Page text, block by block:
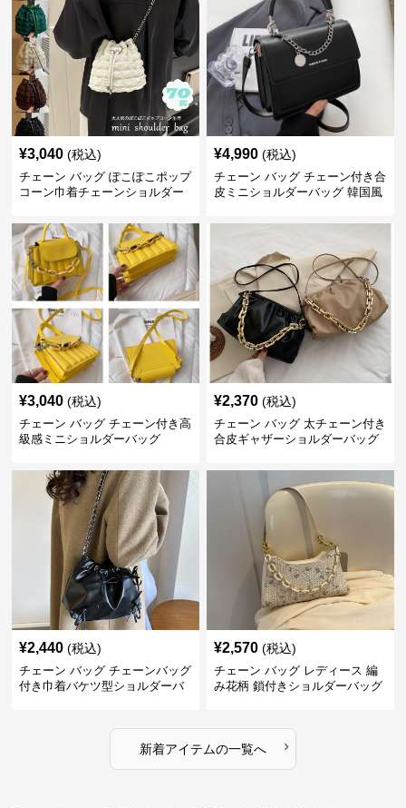
¥3,040 (税込)
チェーン バッグ ぽこぽこポップ
コーン巾着チェーンショルダー
¥4,990 (税込)
チェーン バッグ チェーン付き合
皮ミニショルダーバッグ 韓国風
¥3,040 (税込)
チェーン バッグ チェーン付き高
級感ミニショルダーバッグ
¥2,370 (税込)
チェーン バッグ 太チェーン付き
合皮ギャザーショルダーバッグ
¥2,440 (税込)
チェーン バッグ チェーンバッグ
付き巾着バケツ型ショルダーバ
¥2,570 (税込)
チェーン バッグ レディース 編
み花柄 鎖付きショルダーバッグ
新着アイテムの一覧へ ›